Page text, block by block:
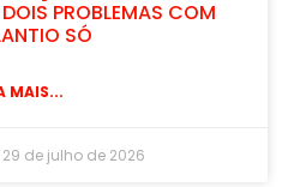
PROBLEMAS COM
SÓ
MAIS...
29 de julho de 2026